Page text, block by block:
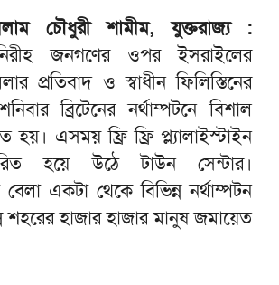
চৌধুরী শামীম, যুক্তরাজ্য :
নিরীহ জনগণের ওপর ইসরাইলের
প্রতিবাদ ও স্বাধীন ফিলিস্তিনের
ব্রিটেনের নর্থাম্পটনে বিশাল
হয়। এসময় ফ্রি ফ্রি প্ল্যালাইস্টাইন
হয়ে উঠে টাউন সেন্টার।
বেলা একটা থেকে বিভিন্ন নর্থাম্পটন
শহরের হাজার হাজার মানুষ জমায়েত